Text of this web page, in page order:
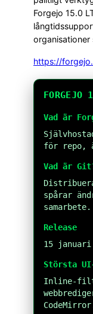
Forgejo 15.0
organisationer
https://
Vad är
för repo,
Vad är
spårar
samarbete.
Release
15 januari
Största
Inline-